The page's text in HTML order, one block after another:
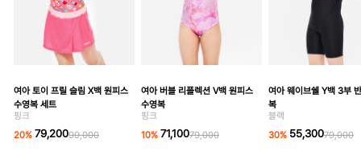
여아 토이 프릴 슬림 X백 원피스
수영복 세트
핑크
20% 79,20099,000
여아 버블 리플렉션 V백 원피스
수영복
핑크
10% 71,10079,000
여아 웨이브쉘 Y백 3부
복
블랙
30% 55,30079,000